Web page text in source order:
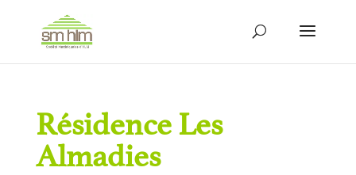
Résidence Les
Almadies